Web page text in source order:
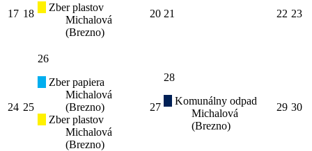
17 18
Zber plastov
Michalová
(Brezno)
20 21 22 23
24 25
26
Zber papiera
Michalová
(Brezno)
Zber plastov
Michalová
(Brezno)
27
28
Komunálny odpad
Michalová
(Brezno)
29 30